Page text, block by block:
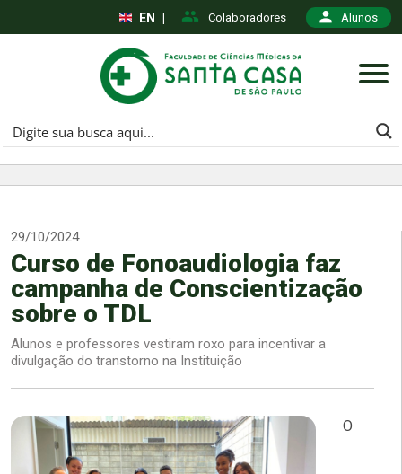
Colaboradores Alunos
EN
29/10/2024
Curso de Fonoaudiologia faz
campanha de Conscientização
sobre o TDL
Alunos e professores vestiram roxo para incentivar a
divulgação do transtorno na Instituição
O